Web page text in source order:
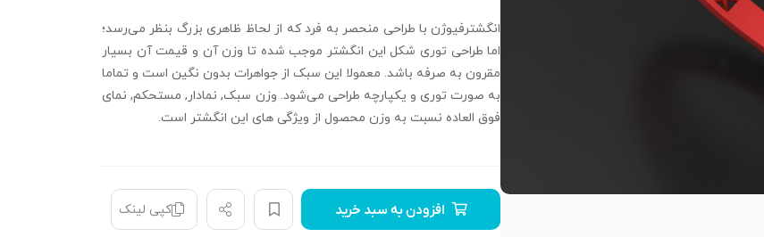
انگشترفیوژن با طراحی منحصر به فرد که از لحاظ ظاهری بزرگ بنظر می‌رسد؛
اما طراحی توری شکل این انگشتر موجب شده تا وزن آن و قیمت آن بسیار
مقرون به صرفه باشد. معمولا این سبک از جواهرات بدون نگین است و تماما
به صورت توری و یکپارچه طراحی می‌شود. وزن سبک, نمادار, مستحکم, نمای
فوق العاده نسبت به وزن محصول از ویژگی های این انگشتر است.
افزودن به سبد خرید کپی لینک